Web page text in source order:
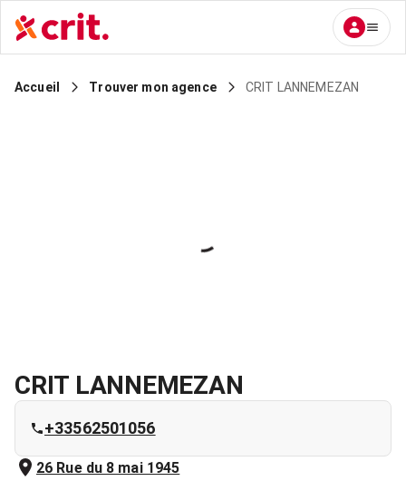
Accueil Trouver mon agence CRIT LANNEMEZAN
CRIT LANNEMEZAN
+33562501056
26 Rue du 8 mai 1945